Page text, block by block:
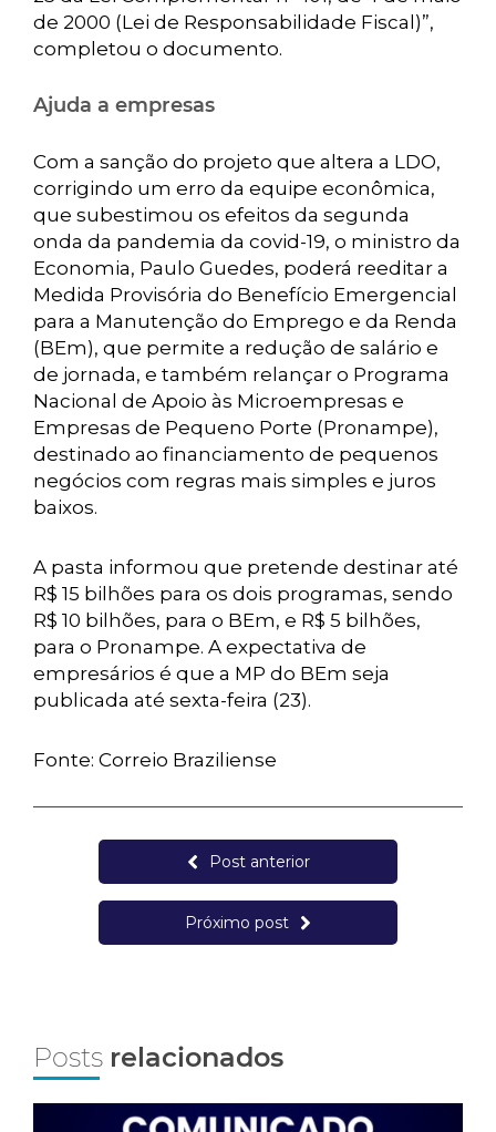
de 2000 (Lei de Responsabilidade Fiscal)”,
completou o documento.
Ajuda a empresas
Com a sanção do projeto que altera a LDO,
corrigindo um erro da equipe econômica,
que subestimou os efeitos da segunda
onda da pandemia da covid-19, o ministro da
Economia, Paulo Guedes, poderá reeditar a
Medida Provisória do Benefício Emergencial
para a Manutenção do Emprego e da Renda
(BEm), que permite a redução de salário e
de jornada, e também relançar o Programa
Nacional de Apoio às Microempresas e
Empresas de Pequeno Porte (Pronampe),
destinado ao financiamento de pequenos
negócios com regras mais simples e juros
baixos.
A pasta informou que pretende destinar até
R$ 15 bilhões para os dois programas, sendo
R$ 10 bilhões, para o BEm, e R$ 5 bilhões,
para o Pronampe. A expectativa de
empresários é que a MP do BEm seja
publicada até sexta-feira (23).
Fonte: Correio Braziliense
Post anterior
Próximo post
Posts relacionados